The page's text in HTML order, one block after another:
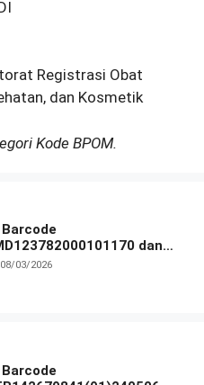
Registrasi Obat
dan Kosmetik
Kode BPOM.
Barcode
dan
08/03/2026